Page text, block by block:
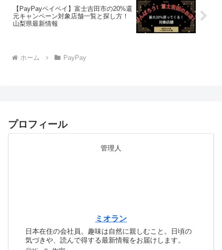
【PayPayペイペイ】富士吉田市の20%還
元キャンペーン対象店舗一覧と探し方！
山梨県最新情報
ホーム PayPay
プロフィール
管理人
ミオラン
日本在住の会社員。趣味は自然に親しむこと。日頃の
気づきや、読んで得する最新情報をお届けします。